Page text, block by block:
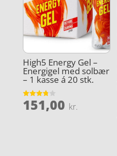
High5 Energy Gel –
Energigel med solbær
– 1 kasse á 20 stk.
Vurderet
3.8
151,00 kr.